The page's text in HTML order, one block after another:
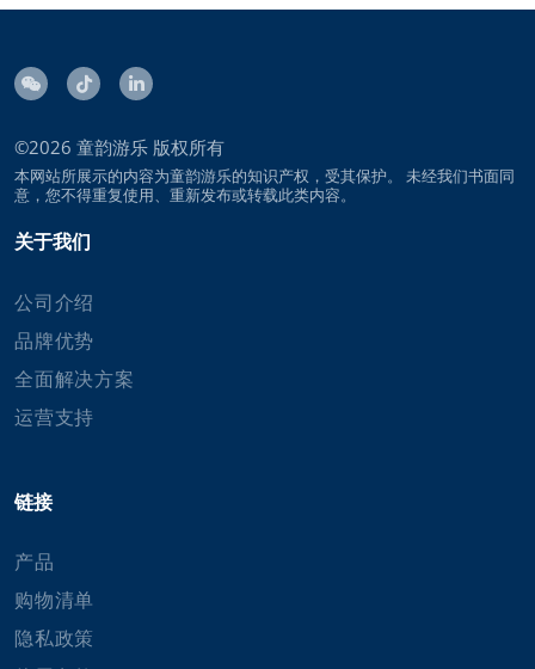
©2026 童韵游乐 版权所有
本网站所展示的内容为童韵游乐的知识产权，受其保护。 未经我们书面同
意，您不得重复使用、重新发布或转载此类内容。
关于我们
公司介绍
品牌优势
全面解决方案
运营支持
链接
产品
购物清单
隐私政策